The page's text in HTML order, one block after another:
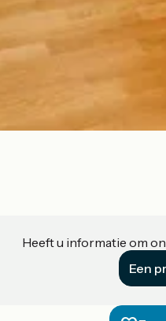
Heeft u informatie om
Een